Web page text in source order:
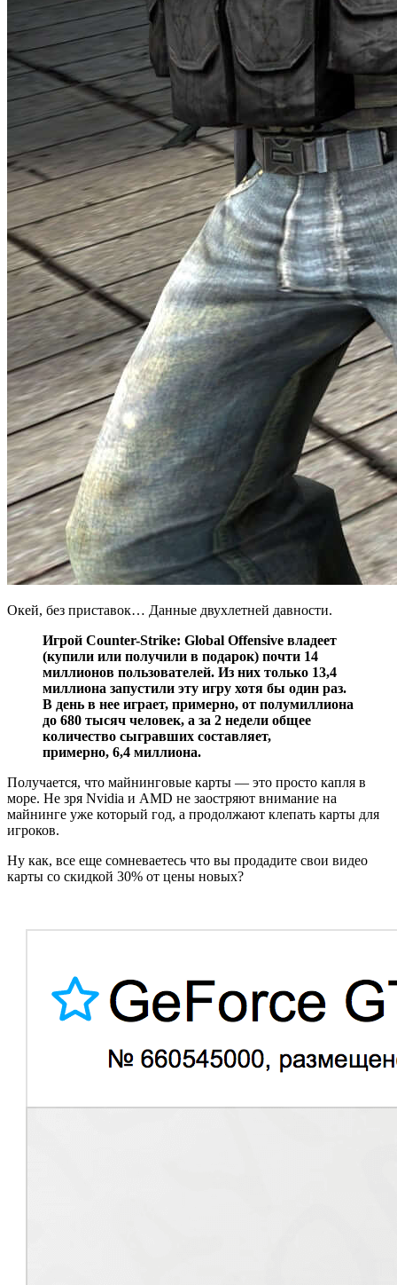
Окей, без приставок… Данные двухлетней давности.
Игрой Counter-Strike: Global Offensive владеет
(купили или получили в подарок) почти 14
миллионов пользователей. Из них только 13,4
миллиона запустили эту игру хотя бы один раз.
В день в нее играет, примерно, от полумиллиона
до 680 тысяч человек, а за 2 недели общее
количество сыгравших составляет,
примерно, 6,4 миллиона.
Получается, что майнинговые карты — это просто капля в
море. Не зря Nvidia и AMD не заостряют внимание на
майнинге уже который год, а продолжают клепать карты для
игроков.
Ну как, все еще сомневаетесь что вы продадите свои видео
карты со скидкой 30% от цены новых?